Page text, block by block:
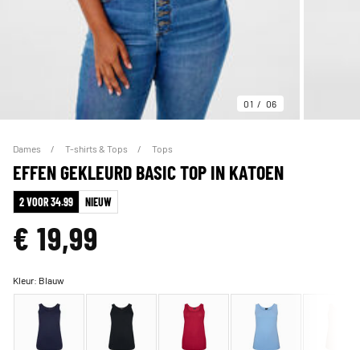
01 06
Dames T-shirts & Tops Tops
EFFEN GEKLEURD BASIC TOP IN KATOEN
2 VOOR 34.99 NIEUW
€ 19,99
Kleur: Blauw